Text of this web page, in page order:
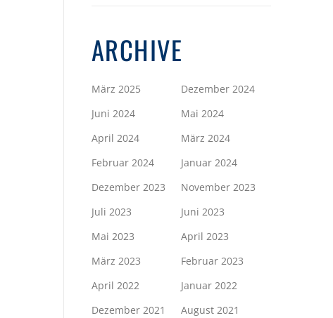
ARCHIVE
März 2025
Dezember 2024
Juni 2024
Mai 2024
April 2024
März 2024
Februar 2024
Januar 2024
Dezember 2023
November 2023
Juli 2023
Juni 2023
Mai 2023
April 2023
März 2023
Februar 2023
April 2022
Januar 2022
Dezember 2021
August 2021